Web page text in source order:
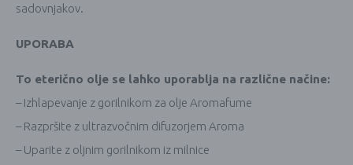
sadovnjakov.
UPORABA
To eterično olje se lahko uporablja na različne načine:
– Izhlapevanje z gorilnikom za olje Aromafume
– Razpršite z ultrazvočnim difuzorjem Aroma
– Uparite z oljnim gorilnikom iz milnice